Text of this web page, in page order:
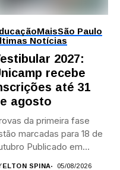
MaisSão Paulo
Notícias
2027:
recebe
até 31
agosto
da primeira fase
marcadas para 18 de
Publicado em...
ELTON SPINA 05/08/2026